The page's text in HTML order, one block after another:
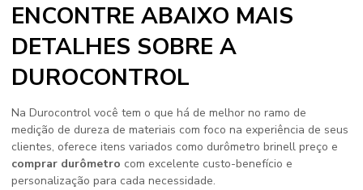
ENCONTRE ABAIXO MAIS
DETALHES SOBRE A
DUROCONTROL
Na Durocontrol você tem o que há de melhor no ramo de
medição de dureza de materiais com foco na experiência de seus
clientes, oferece itens variados como durômetro brinell preço e
comprar durômetro com excelente custo-benefício e
personalização para cada necessidade.